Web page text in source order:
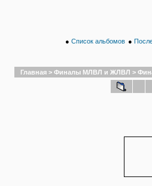
● Список альбомов ●
Главная > Финалы МЛВЛ и ЖЛВЛ >